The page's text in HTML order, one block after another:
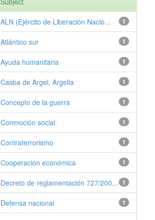
1
ALN (Ejército de Liberación Nacio...
1
Atlántico sur
1
Ayuda humanitaria
1
Casba de Argel, Argelia
1
Concepto de la guerra
1
Conmoción social
1
Contraterrorismo
1
Cooperación económica
1
Decreto de reglamentación 727/200...
1
Defensa nacional